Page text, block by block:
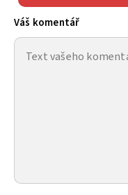
Váš komentář